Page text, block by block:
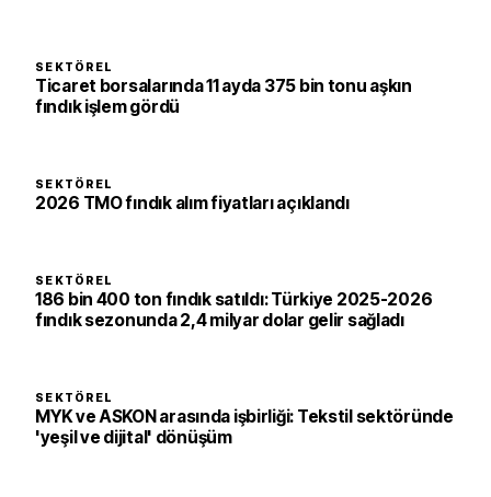
SEKTÖREL
Ticaret borsalarında 11 ayda 375 bin tonu aşkın
fındık işlem gördü
SEKTÖREL
2026 TMO fındık alım fiyatları açıklandı
SEKTÖREL
186 bin 400 ton fındık satıldı: Türkiye 2025-2026
fındık sezonunda 2,4 milyar dolar gelir sağladı
SEKTÖREL
MYK ve ASKON arasında işbirliği: Tekstil sektöründe
'yeşil ve dijital' dönüşüm